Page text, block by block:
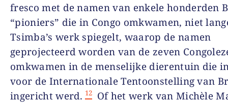
fresco met de namen van enkele honderden
“pioniers” die in Congo omkwamen, niet
Tsimba’s werk spiegelt, waarop de namen
geprojecteerd worden van de zeven
omkwamen in de menselijke dierentuin die
voor de Internationale Tentoonstelling van
ingericht werd. 12
Of het werk van Michèle